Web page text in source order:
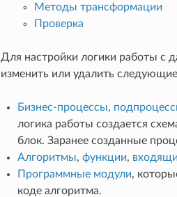
Методы трансформации
Проверка
Для настройки логики работы с
изменить или удалить
Бизнес-процессы,
логика работы создается
блок. Заранее созданные
Алгоритмы, функции,
Программные модули,
коде алгоритма.